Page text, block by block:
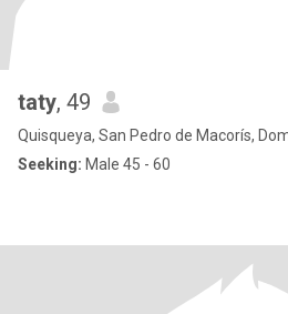
taty, 49
Quisqueya, San Pedro de Macorís,
Seeking: Male 45 - 60